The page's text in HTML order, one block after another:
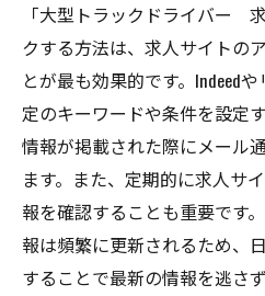
「大型トラックドライバー
クする方法は、求人サイトの
とが最も効果的です。Indeed
定のキーワードや条件を設定
情報が掲載された際にメール
ます。また、定期的に求人サ
報を確認することも重要です
報は頻繁に更新されるため、
することで最新の情報を逃さ